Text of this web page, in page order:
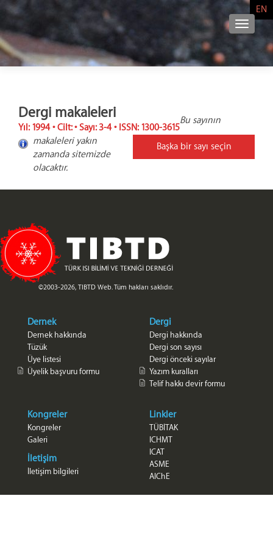
EN
Dergi makaleleri
Yıl: 1994 • Cilt: • Sayı: 3-4 • ISSN: 1300-3615
Başka bir sayı seçin
Bu sayının
makaleleri yakın
zamanda sitemizde
olacaktır.
©2003-2026, TIBTD Web. Tüm hakları saklıdır.
Dernek
Dernek hakkında
Tüzük
Üye listesi
Üyelik başvuru formu
Dergi
Dergi hakkında
Dergi son sayısı
Dergi önceki sayılar
Yazım kuralları
Telif hakkı devir formu
Kongreler
Kongreler
Galeri
İletişim
İletişim bilgileri
Linkler
TÜBİTAK
ICHMT
ICAT
ASME
AlChE